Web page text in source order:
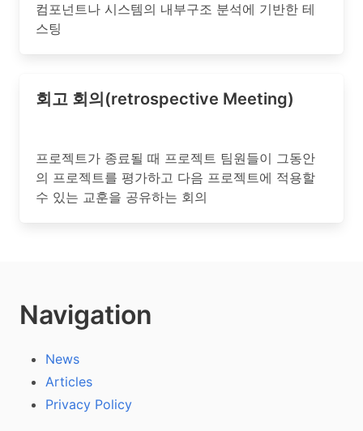
컴포넌트나 시스템의 내부구조 분석에 기반한 테
스팅
회고 회의(retrospective Meeting)
프로젝트가 종료될 때 프로젝트 팀원들이 그동안
의 프로젝트를 평가하고 다음 프로젝트에 적용할
수 있는 교훈을 공유하는 회의
Navigation
News
Articles
Privacy Policy